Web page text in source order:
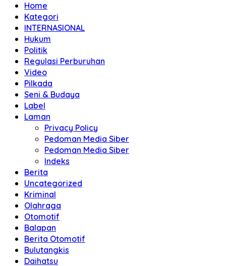
Home
Kategori
INTERNASIONAL
Hukum
Politik
Regulasi Perburuhan
Video
Pilkada
Seni & Budaya
Label
Laman
Privacy Policy
Pedoman Media Siber
Pedoman Media Siber
Indeks
Berita
Uncategorized
Kriminal
Olahraga
Otomotif
Balapan
Berita Otomotif
Bulutangkis
Daihatsu